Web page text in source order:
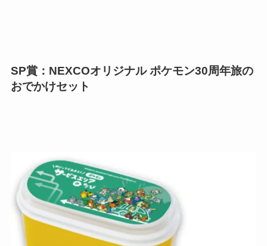
SP賞：NEXCOオリジナル ポケモン30周年旅の
おでかけセット